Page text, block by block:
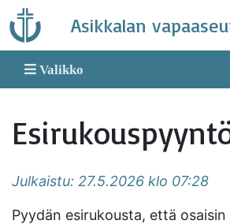
Skip
to
content
Asikkalan
Valikko
Julkaistu: 27.5.2026 klo 07:28
Pyydän esirukousta, että osaisin